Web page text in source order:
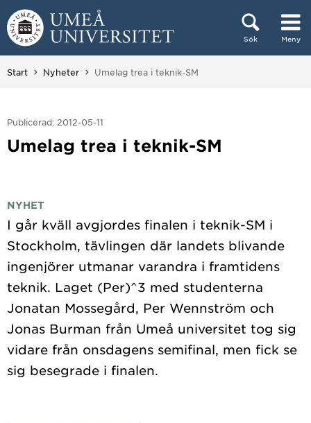
Hoppa direkt till innehållet
Sök Meny
Huvudmenyn dold.
Start Nyheter Du är här:
Umelag trea i teknik-SM
Publicerad: 2012-05-11
Umelag trea i teknik-SM
NYHET
I går kväll avgjordes finalen i teknik-SM i
Stockholm, tävlingen där landets blivande
ingenjörer utmanar varandra i framtidens
teknik. Laget (Per)^3 med studenterna
Jonatan Mossegård, Per Wennström och
Jonas Burman från Umeå universitet tog sig
vidare från onsdagens semifinal, men fick se